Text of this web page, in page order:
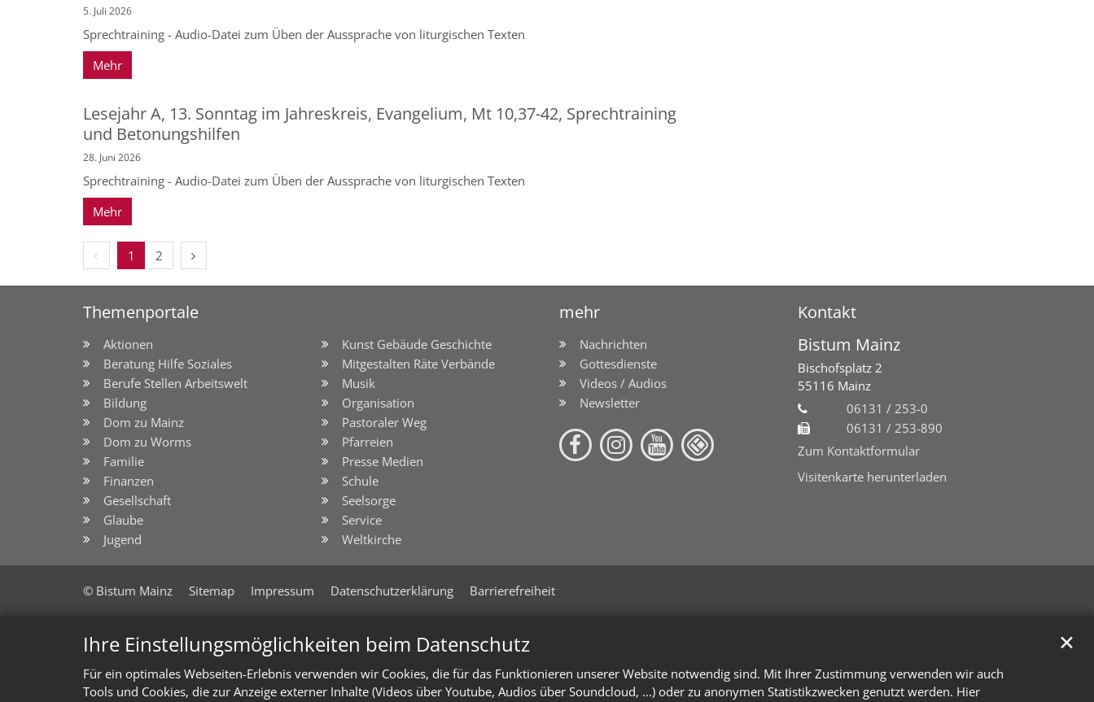
Ihre Einstellungsmöglichkeiten beim Datenschutz
Für ein optimales Webseiten-Erlebnis verwenden wir Cookies, die für das Funktionieren unserer Website notwendig sind. Mit Ihrer Zustimmung verwenden wir auch
Tools und Cookies, die zur Anzeige externer Inhalte (Videos über Youtube, Audios über Soundcloud, ...) oder zu anonymen Statistikzwecken genutzt werden. Hier
✕
5. Juli 2026
Sprechtraining - Audio-Datei zum Üben der Aussprache von liturgischen Texten
Mehr
Lesejahr A, 13. Sonntag im Jahreskreis, Evangelium, Mt 10,37-42, Sprechtraining
und Betonungshilfen
28. Juni 2026
Sprechtraining - Audio-Datei zum Üben der Aussprache von liturgischen Texten
Mehr
Vorherige Seite
1 2 Nächste Seite
Themenportale mehr Kontakt
Aktionen
Beratung Hilfe Soziales
Berufe Stellen Arbeitswelt
Bildung
Dom zu Mainz
Dom zu Worms
Familie
Finanzen
Gesellschaft
Glaube
Jugend
Kunst Gebäude Geschichte
Mitgestalten Räte Verbände
Musik
Organisation
Pastoraler Weg
Pfarreien
Presse Medien
Schule
Seelsorge
Service
Weltkirche
Nachrichten
Gottesdienste
Videos / Audios
Newsletter
Bistum Mainz
Bischofsplatz 2
55116 Mainz
06131 / 253-0
06131 / 253-890
Zum Kontaktformular
Visitenkarte herunterladen
© Bistum Mainz Sitemap Impressum Datenschutzerklärung Barrierefreiheit